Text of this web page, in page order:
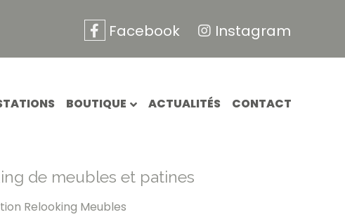
Facebook Instagram
BOUTIQUE ACTUALITÉS CONTACT
de meubles et patines
Relooking Meubles